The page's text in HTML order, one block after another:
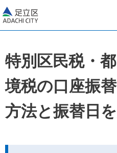
特別区民税・
境税の口座振
方法と振替日